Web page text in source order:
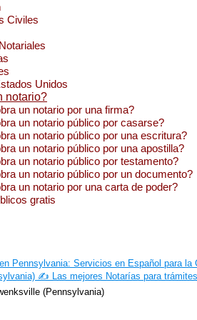
Civiles
Unidos
notario?
un notario por una firma?
un notario público por casarse?
un notario público por una escritura?
un notario público por una apostilla?
un notario público por testamento?
un notario público por un documento?
un notario por una carta de poder?
gratis
Pennsylvania: Servicios en Español para la
✍️ Las mejores Notarías para trámites
(Pennsylvania)